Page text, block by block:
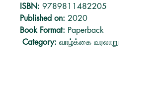
ISBN: 9789811482205
Published on: 2020
Book Format: Paperback
Category: வாழ்க்கை வரலாறு